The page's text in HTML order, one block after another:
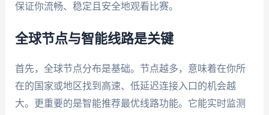
保证你流畅、稳定且安全地观看比赛。
全球节点与智能线路是关键
首先，全球节点分布是基础。节点越多，意味着在你所
在的国家或地区找到高速、低延迟连接入口的机会越
大。更重要的是智能推荐最优线路功能。它能实时监测